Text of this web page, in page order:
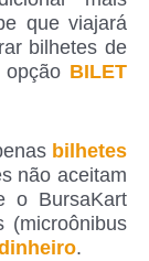
que viajará
bilhetes de
BILET
bilhetes
não aceitam
o BursaKart
(microônibus
.